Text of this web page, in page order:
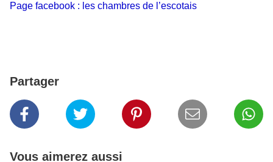
Page facebook : les chambres de l’escotais
Partager
Vous aimerez aussi